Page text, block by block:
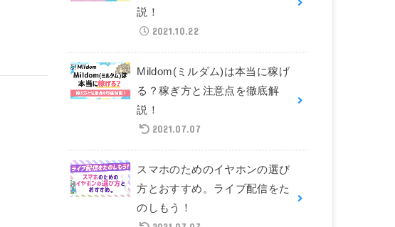
説！
2021.10.22
Mildom(ミルダム)は本当に稼げ
る？稼ぎ方と注意点を徹底解
説！
2021.07.07
スマホのためのイヤホンの選び
方とおすすめ。ライブ配信をた
のしもう！